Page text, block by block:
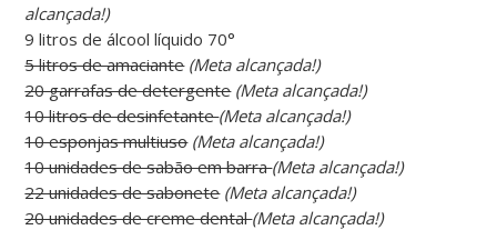
alcançada!)
9 litros de álcool líquido 70°
5 litros de amaciante (Meta alcançada!)
20 garrafas de detergente (Meta alcançada!)
10 litros de desinfetante(Meta alcançada!)
10 esponjas multiuso (Meta alcançada!)
10 unidades de sabão em barra(Meta alcançada!)
22 unidades de sabonete (Meta alcançada!)
20 unidades de creme dental(Meta alcançada!)